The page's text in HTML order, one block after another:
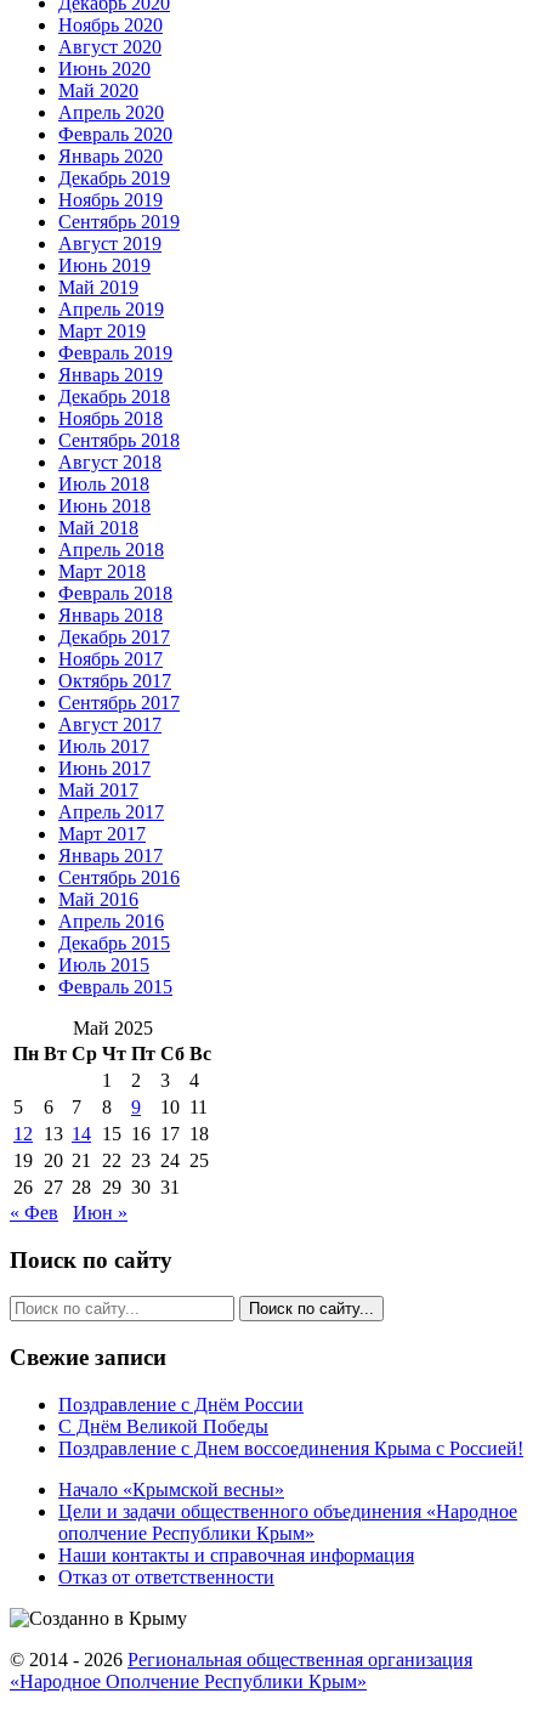
Ноябрь 2020
Август 2020
Июнь 2020
Май 2020
Апрель 2020
Февраль 2020
Январь 2020
Декабрь 2019
Ноябрь 2019
Сентябрь 2019
Август 2019
Июнь 2019
Май 2019
Апрель 2019
Март 2019
Февраль 2019
Январь 2019
Декабрь 2018
Ноябрь 2018
Сентябрь 2018
Август 2018
Июль 2018
Июнь 2018
Май 2018
Апрель 2018
Март 2018
Февраль 2018
Январь 2018
Декабрь 2017
Ноябрь 2017
Октябрь 2017
Сентябрь 2017
Август 2017
Июль 2017
Июнь 2017
Май 2017
Апрель 2017
Март 2017
Январь 2017
Сентябрь 2016
Май 2016
Апрель 2016
Декабрь 2015
Июль 2015
Февраль 2015
Май 2025
Пн Вт Ср Чт Пт Сб Вс
1
2 3
4
5
6 7 8 9 10 11
12
13 14 15 16 17 18
19 20 21 22 23 24 25
26 27 28 29 30 31
« Фев
Июн »
Поиск по сайту
Свежие записи
Поздравление с Днём России
С Днём Великой Победы
Поздравление с Днем воссоединения Крыма с Россией!
Начало «Крымской весны»
Цели и задачи общественного объединения «Народное
ополчение Республики Крым»
Наши контакты и справочная информация
Отказ от ответственности
© 2014 - 2026 Региональная общественная организация
«Народное Ополчение Республики Крым»